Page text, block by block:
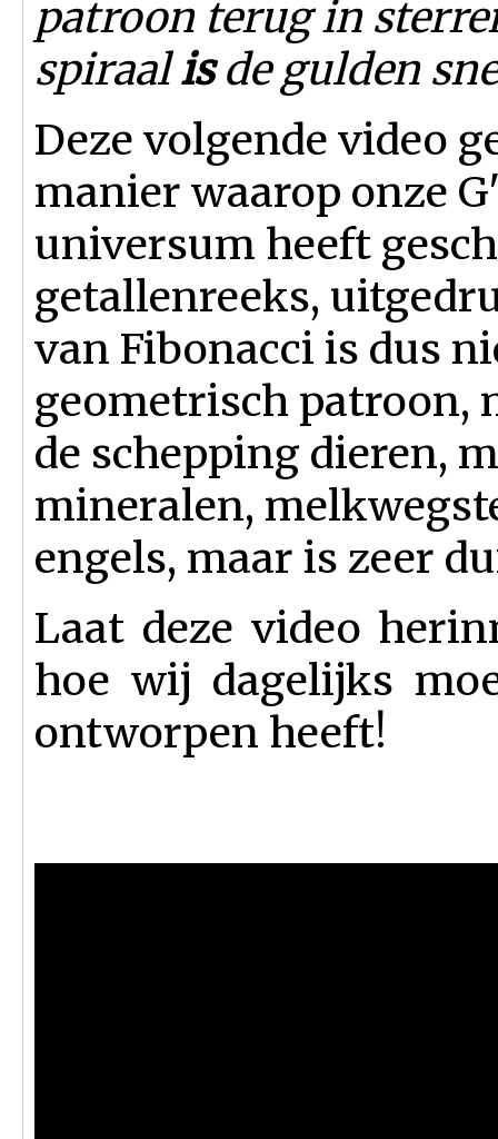
patroon terug in
spiraalisde gulden
Deze volgende video
manier waarop onze
universum heeft
getallenreeks,
van Fibonacci is dus
geometrisch patroon,
de schepping dieren,
mineralen,
engels, maar is zeer
Laat deze video
hoe wij dagelijks
ontworpen heeft!